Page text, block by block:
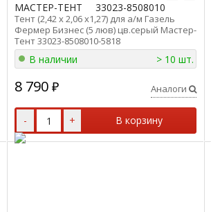
МАСТЕР-ТЕНТ 33023-8508010
Тент (2,42 х 2,06 х1,27) для а/м Газель
Фермер Бизнес (5 люв) цв.серый Мастер-
Тент 33023-8508010-5818
В наличии > 10 шт.
8 790 ₽ Аналоги
- + В корзину